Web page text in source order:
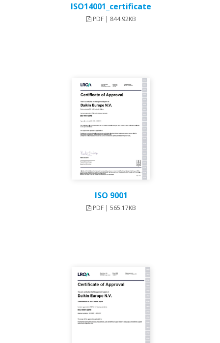
ISO14001_certificate
PDF | 844.92KB
ISO 9001
PDF | 565.17KB